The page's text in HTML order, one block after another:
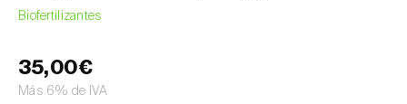
Biofertilizantes
35,00€
Más 6% de IVA